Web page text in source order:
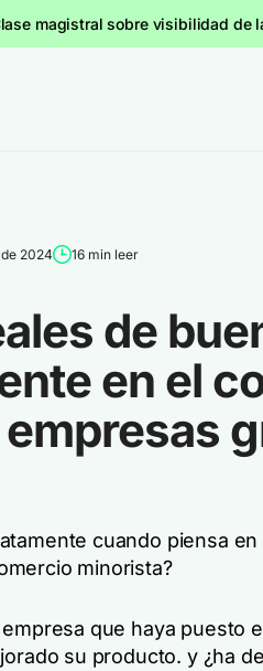
magistral sobre visibilidad de
2024 16 min leer
de
en el
cuando piensa
minorista?
que haya puesto
su producto. y¿ha